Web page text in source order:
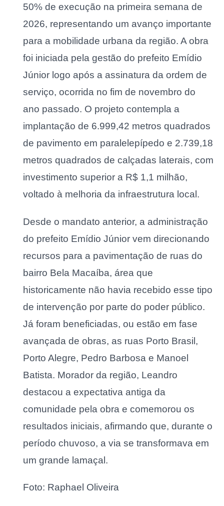
50% de execução na primeira semana de
2026, representando um avanço importante
para a mobilidade urbana da região. A obra
foi iniciada pela gestão do prefeito Emídio
Júnior logo após a assinatura da ordem de
serviço, ocorrida no fim de novembro do
ano passado. O projeto contempla a
implantação de 6.999,42 metros quadrados
de pavimento em paralelepípedo e 2.739,18
metros quadrados de calçadas laterais, com
investimento superior a R$ 1,1 milhão,
voltado à melhoria da infraestrutura local.
Desde o mandato anterior, a administração
do prefeito Emídio Júnior vem direcionando
recursos para a pavimentação de ruas do
bairro Bela Macaíba, área que
historicamente não havia recebido esse tipo
de intervenção por parte do poder público.
Já foram beneficiadas, ou estão em fase
avançada de obras, as ruas Porto Brasil,
Porto Alegre, Pedro Barbosa e Manoel
Batista. Morador da região, Leandro
destacou a expectativa antiga da
comunidade pela obra e comemorou os
resultados iniciais, afirmando que, durante o
período chuvoso, a via se transformava em
um grande lamaçal.
Foto: Raphael Oliveira